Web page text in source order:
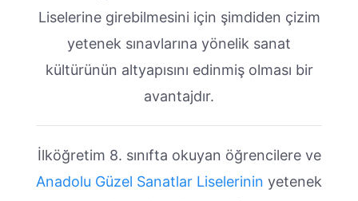
Liselerine girebilmesini için şimdiden çizim
yetenek sınavlarına yönelik sanat
kültürünün altyapısını edinmiş olması bir
avantajdır.
İlköğretim 8. sınıfta okuyan öğrencilere ve
Anadolu Güzel Sanatlar Liselerinin yetenek